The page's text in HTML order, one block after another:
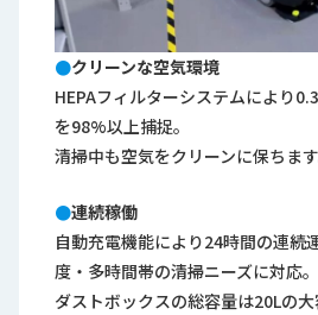
●クリーンな空気環境
HEPAフィルターシステムにより
を98%以上捕捉。
清掃中も空気をクリーンに保ちます
●連続稼働
自動充電機能により24時間の連続
度・多時間帯の清掃ニーズに対応。
ダストボックスの総容量は20Lの